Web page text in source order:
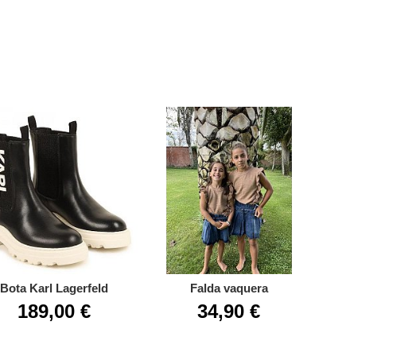
Bota Karl Lagerfeld
189,00 €
Falda vaquera
34,90 €